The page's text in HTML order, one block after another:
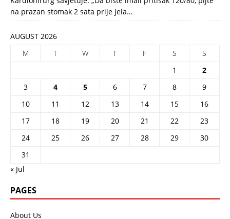
na prazan stomak 2 sata prije jela…
AUGUST 2026
M
T W T F S
S
1
2
3
4 5 6 7 8
9
10
11 12 13 14 15
16
17
18 19 20 21 22
23
24
25 26 27 28 29
30
31
« Jul
PAGES
About Us